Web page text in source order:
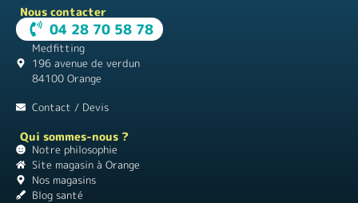
Nous contacter
04 28 70 58 78
Medfitting
196 avenue de verdun
84100 Orange
Contact / Devis
Qui sommes-nous ?
Notre philosophie
Site magasin à Orange
Nos magasins
Blog santé